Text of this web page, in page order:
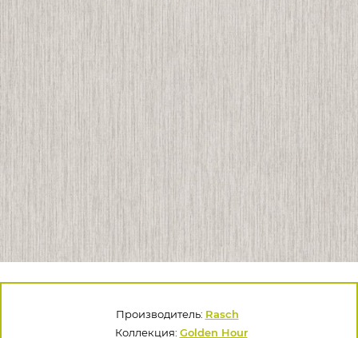
Производитель: Rasch
Коллекция: Golden Hour